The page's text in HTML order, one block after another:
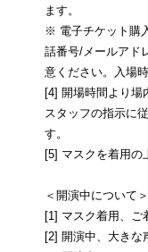
ます。
※ 電子チケット購
話番号/メールアド
意ください。入場
[4] 開場時間より場
スタッフの指示に
す。
[5] マスクを着用の
＜開演中について＞
[1] マスク着用、ご
[2] 開演中、大きな